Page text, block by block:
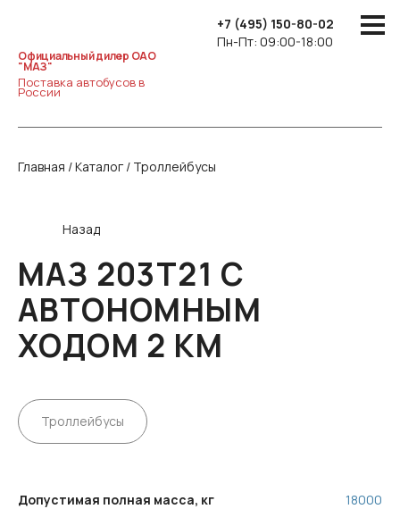
Официальный дилер ОАО
"МАЗ"
Поставка автобусов в
России
+7 (495) 150-80-02
Пн-Пт: 09:00-18:00
Главная /Каталог / Троллейбусы
Назад
МАЗ 203Т21 С
АВТОНОМНЫМ
ХОДОМ 2 КМ
Троллейбусы
Допустимая полная масса, кг
18000